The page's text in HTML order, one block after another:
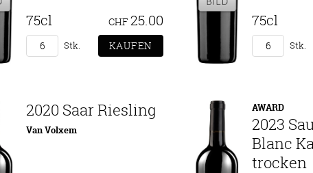
75cl CHF 25.00
Stk.
75cl
Stk.
2020 Saar Riesling
Van Volxem
AWARD
2023
Blanc
trocken